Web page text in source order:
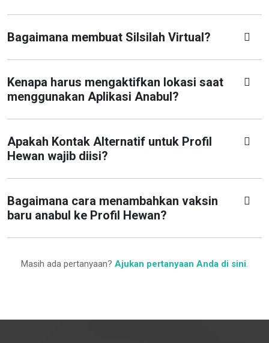
Bagaimana membuat Silsilah Virtual?
Kenapa harus mengaktifkan lokasi saat
menggunakan Aplikasi Anabul?
Apakah Kontak Alternatif untuk Profil
Hewan wajib diisi?
Bagaimana cara menambahkan vaksin
baru anabul ke Profil Hewan?
Masih ada pertanyaan? Ajukan pertanyaan Anda di sini.